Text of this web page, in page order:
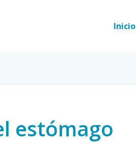
Inicio
estómago